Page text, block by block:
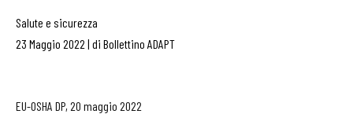
Salute e sicurezza
23 Maggio 2022 | di Bollettino ADAPT
EU-OSHA DP, 20 maggio 2022